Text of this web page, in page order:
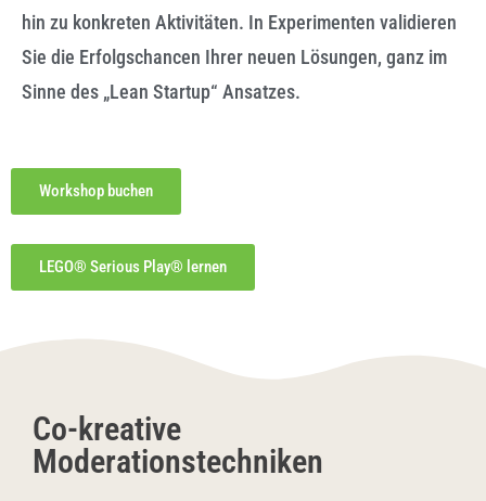
hin zu konkreten Aktivitäten. In Experimenten validieren
Sie die Erfolgschancen Ihrer neuen Lösungen, ganz im
Sinne des „Lean Startup“ Ansatzes.
Workshop buchen
LEGO® Serious Play® lernen
Co-kreative
Moderationstechniken